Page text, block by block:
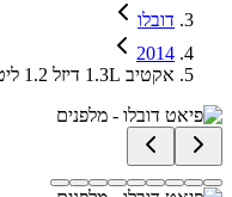
דובלו
2014
אקטיב 1.3L דיזל 1.2 ליטר ידני